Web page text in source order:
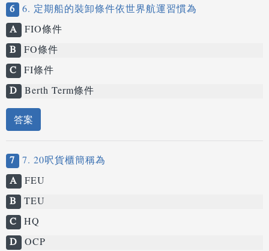
6 6. 定期船的裝卸條件依世界航運習慣為
A FIO條件
B FO條件
C FI條件
D Berth Term條件
答案
7 7. 20呎貨櫃簡稱為
A FEU
B TEU
C HQ
D OCP